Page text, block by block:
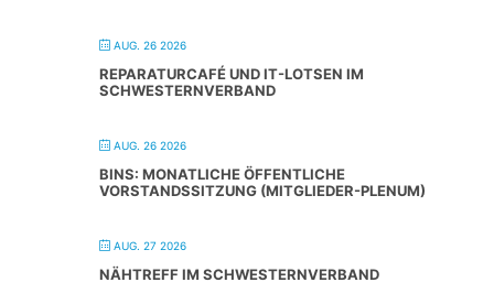
AUG. 26 2026
REPARATURCAFÉ UND IT-LOTSEN IM
SCHWESTERNVERBAND
AUG. 26 2026
BINS: MONATLICHE ÖFFENTLICHE
VORSTANDSSITZUNG (MITGLIEDER-PLENUM)
AUG. 27 2026
NÄHTREFF IM SCHWESTERNVERBAND